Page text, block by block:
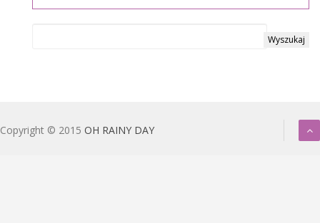
Copyright © 2015 OH RAINY DAY